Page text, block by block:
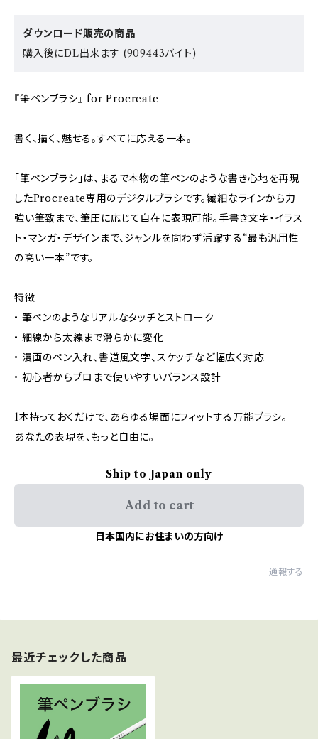
ダウンロード販売の商品
購入後にDL出来ます (909443バイト)
『筆ペンブラシ』 for Procreate
書く、描く、魅せる。すべてに応える一本。
「筆ペンブラシ」は、まるで本物の筆ペンのような書き心地を再現
したProcreate専用のデジタルブラシです。繊細なラインから力
強い筆致まで、筆圧に応じて自在に表現可能。手書き文字・イラス
ト・マンガ・デザインまで、ジャンルを問わず活躍する“最も汎用性
の高い一本”です。
特徴
• 筆ペンのようなリアルなタッチとストローク
• 細線から太線まで滑らかに変化
• 漫画のペン入れ、書道風文字、スケッチなど幅広く対応
• 初心者からプロまで使いやすいバランス設計
1本持っておくだけで、あらゆる場面にフィットする万能ブラシ。
あなたの表現を、もっと自由に。
Ship to Japan only
Add to cart
日本国内にお住まいの方向け
通報する
最近チェックした商品